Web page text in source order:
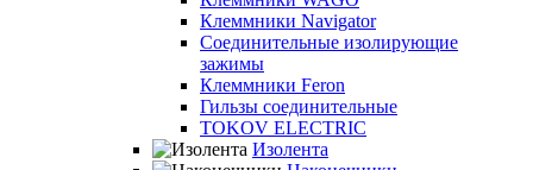
Клеммники Navigator
Соединительные изолирующие
зажимы
Клеммники Feron
Гильзы соединительные
TOKOV ELECTRIC
Изолента